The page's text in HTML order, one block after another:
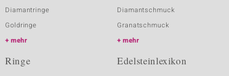
Diamantringe
Goldringe
mehr
Diamantschmuck
Granatschmuck
mehr
Ringe Edelsteinlexikon